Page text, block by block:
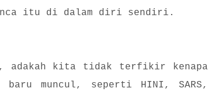
itu di dalam diri sendiri.
kita tidak terfikir kenapa
baru muncul, seperti HINI, SARS,